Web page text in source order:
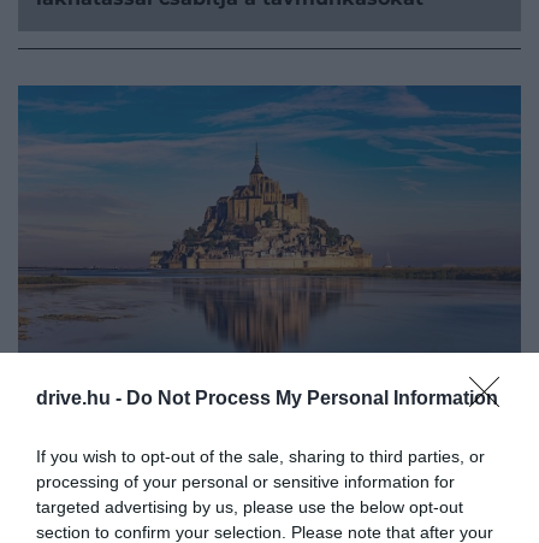
drive.hu - Do Not Process My Personal Information
If you wish to opt-out of the sale, sharing to third parties, or
processing of your personal or sensitive information for
targeted advertising by us, please use the below opt-out
section to confirm your selection. Please note that after your
AZ ARANYHAJ ÉS NAGYGUBANC
FILMELŐZETESÉBEN IS FELTŰNIK A